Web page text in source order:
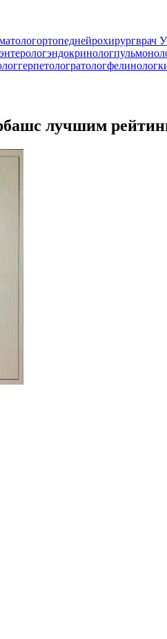
ортопеднейрохирургврач
эндокринолог
герпетологратологфелинолог
с лучшим